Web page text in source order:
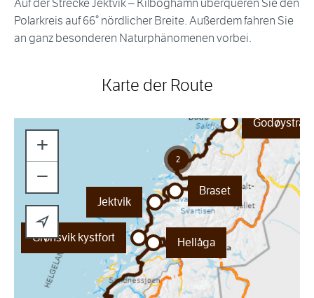
Auf der Strecke Jektvik – Kilboghamn überqueren Sie den
Polarkreis auf 66° nördlicher Breite. Außerdem fahren Sie
an ganz besonderen Naturphänomenen vorbei.
Karte der Route
2
Hellåga
Grønsvik kystfort
Jektvik
Braset
+
−